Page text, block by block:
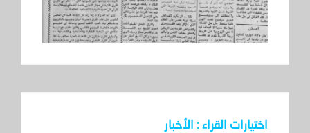
اختيارات القراء : الأخبار